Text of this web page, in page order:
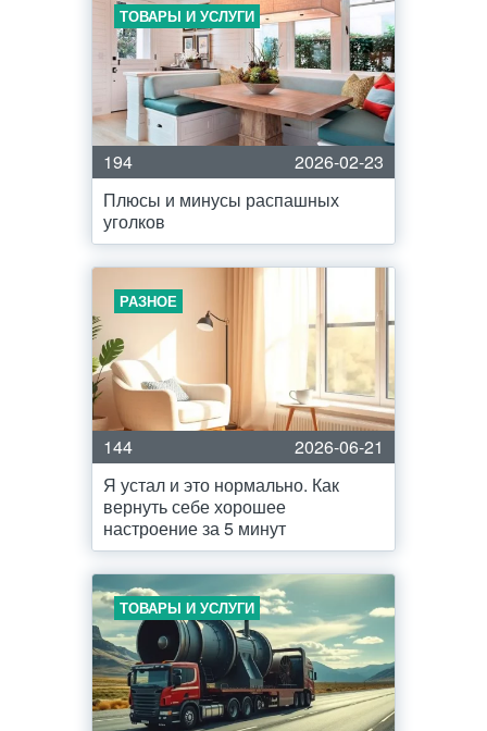
ТОВАРЫ И УСЛУГИ
194
2026-02-23
Плюсы и минусы распашных
уголков
РАЗНОЕ
144
2026-06-21
Я устал и это нормально. Как
вернуть себе хорошее
настроение за 5 минут
ТОВАРЫ И УСЛУГИ